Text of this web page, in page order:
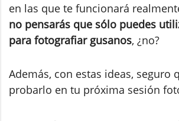
en las que te funcionará
no pensarás que sólo puedes
para fotografiar gusanos, ¿no?
Además, con estas ideas, seguro
probarlo en tu próxima sesión